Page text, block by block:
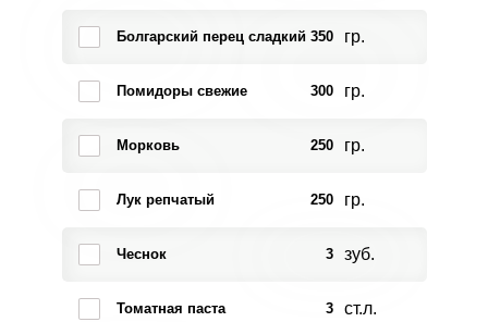
Болгарский перец сладкий 350 гр.
Помидоры свежие 300 гр.
Морковь 250 гр.
Лук репчатый 250 гр.
Чеснок 3 зуб.
Томатная паста 3 ст.л.